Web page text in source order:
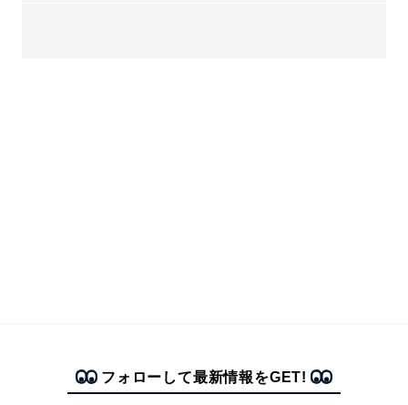
フォローして最新情報をGET!